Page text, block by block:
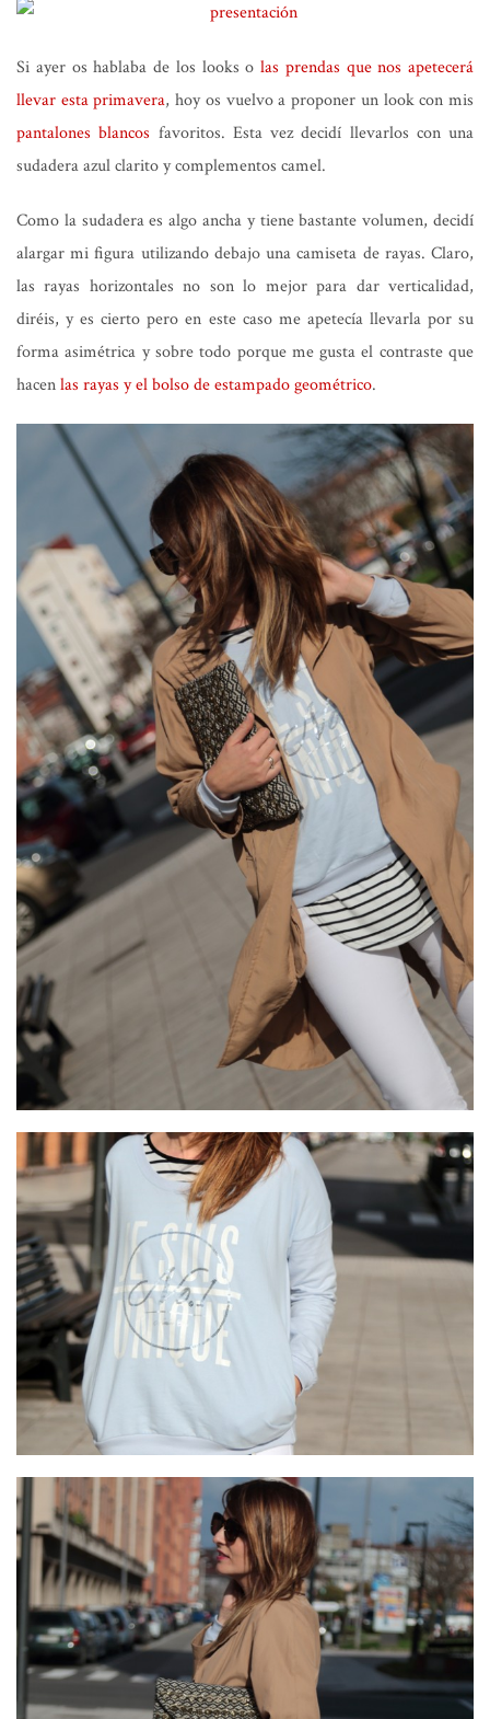
Si ayer os hablaba de los looks o las prendas que nos apetecerá
llevar esta primavera, hoy os vuelvo a proponer un look con mis
pantalones blancos favoritos. Esta vez decidí llevarlos con una
sudadera azul clarito y complementos camel.
Como la sudadera es algo ancha y tiene bastante volumen, decidí
alargar mi figura utilizando debajo una camiseta de rayas. Claro,
las rayas horizontales no son lo mejor para dar verticalidad,
diréis, y es cierto pero en este caso me apetecía llevarla por su
forma asimétrica y sobre todo porque me gusta el contraste que
hacenlas rayas y el bolso de estampado geométrico.